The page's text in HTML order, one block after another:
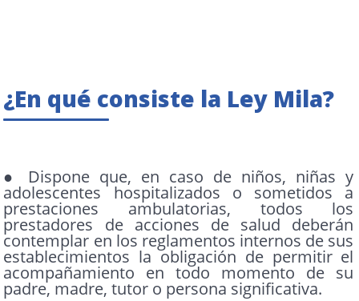
¿En qué consiste la Ley Mila?
● Dispone que, en caso de niños, niñas y
adolescentes hospitalizados o sometidos a
prestaciones ambulatorias, todos los
prestadores de acciones de salud deberán
contemplar en los reglamentos internos de sus
establecimientos la obligación de permitir el
acompañamiento en todo momento de su
padre, madre, tutor o persona significativa.